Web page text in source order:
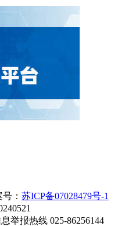
： 苏ICP备07028479号-1
举报热线 025-86256144